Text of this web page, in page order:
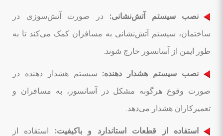
نصب سیستم آتش‌نشانی: در صورت آتش‌سوزی در
ساختمان، سیستم آتش‌نشانی به مسافران کمک می‌کند تا به
طور ایمن از آسانسور خارج شوند.
نصب سیستم هشدار دهنده: سیستم هشدار دهنده در
صورت وقوع هرگونه مشکل در آسانسور، به مسافران و
تعمیرکاران هشدار می‌دهد.
استفاده از قطعات استاندارد و باکیفیت: استفاده از